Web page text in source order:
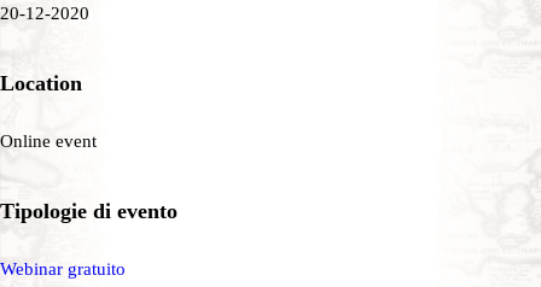
20-12-2020
Location
Online event
Tipologie di evento
Webinar gratuito